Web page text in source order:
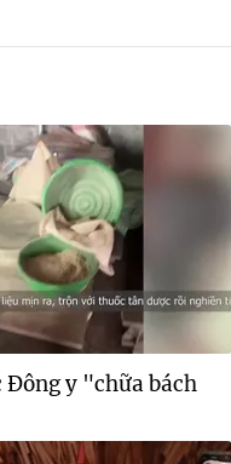
Đông y "chữa bách